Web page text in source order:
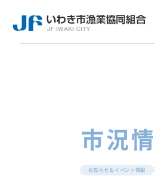
市況
お知らせ＆イベント情報